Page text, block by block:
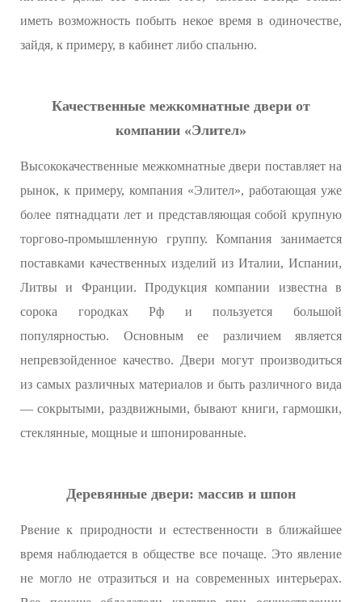
иметь возможность побыть некое время в одиночестве,
зайдя, к примеру, в кабинет либо спальню.
Качественные межкомнатные двери от
компании «Элител»
Высококачественные межкомнатные двери поставляет на
рынок, к примеру, компания «Элител», работающая уже
более пятнадцати лет и представляющая собой крупную
торгово-промышленную группу. Компания занимается
поставками качественных изделий из Италии, Испании,
Литвы и Франции. Продукция компании известна в
сорока городках Рф и пользуется большой
популярностью. Основным ее различием является
непревзойденное качество. Двери могут производиться
из самых различных материалов и быть различного вида
— сокрытыми, раздвижными, бывают книги, гармошки,
стеклянные, мощные и шпонированные.
Деревянные двери: массив и шпон
Рвение к природности и естественности в ближайшее
время наблюдается в обществе все почаще. Это явление
не могло не отразиться и на современных интерьерах.